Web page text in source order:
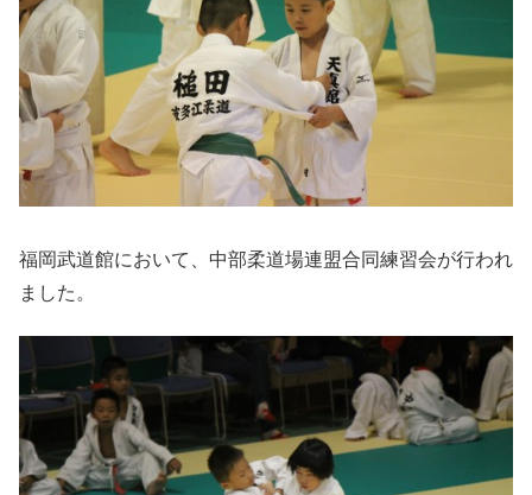
福岡武道館において、中部柔道場連盟合同練習会が行われ
ました。